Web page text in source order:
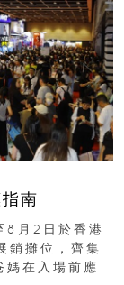
南
8月2日於香港
銷攤位，齊集
媽在入場前應